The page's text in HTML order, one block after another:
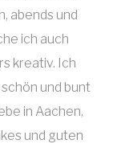
abends und
ich auch
kreativ. Ich
und bunt
in Aachen,
und guten